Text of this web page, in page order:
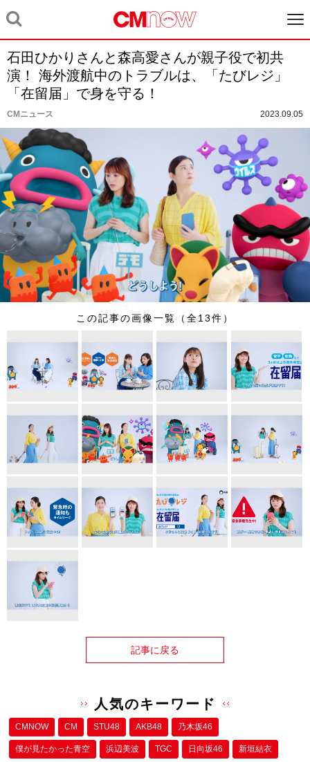
石田ひかりさんと森高愛さんが親子役で初共
演！ 海外渡航中のトラブルは、「たびレジ」
「在留届」で身を守る！
CMニュース 2023.09.05
この記事の画像一覧（全13件）
記事に戻る
人気のキーワード
CMNOW CM STU48 AKB48 乃木坂46
僕が⾒たかった⻘空 浜辺美波 TGC 日向坂46 新垣結衣